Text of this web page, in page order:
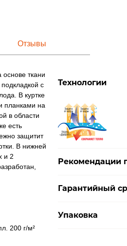
Отзывы
ткани
с
В куртке
планками на
в области
есть
защитит
В нижней
и 2
200 г/м²
Технологии
Рекомендации
Гарантийный
Упаковка